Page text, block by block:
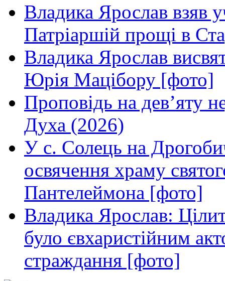
Владика Ярослав взяв
Патріаршій прощі в
Владика Ярослав
Юрія Мацібору [фото]
Проповідь на дев’яту
Духа (2026)
У с. Солець на
освячення храму
Пантелеймона [фото]
Владика Ярослав:
було євхаристійним
страждання [фото]